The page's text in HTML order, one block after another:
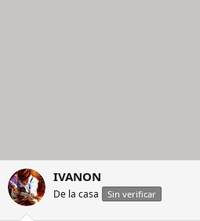
IVANON
De la casa Sin verificar